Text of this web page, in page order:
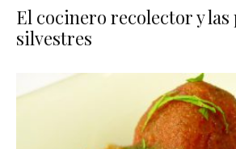
El cocinero recolector y las
silvestres